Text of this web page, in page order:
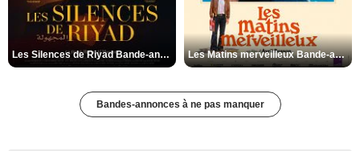
Les Silences de Riyad Bande-annonce VO STFR Les Matins merveilleux Bande-annonce VF
Bandes-annonces à ne pas manquer